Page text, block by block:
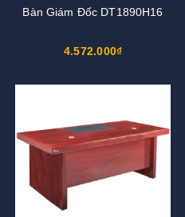
Bàn Giám Đốc DT1890H16
4.572.000₫